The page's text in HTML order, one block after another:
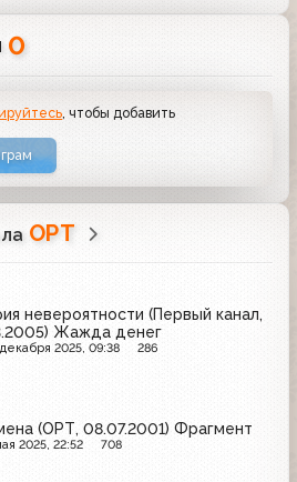
0
, чтобы добавить
ОРТ
невероятности (Первый канал,
Жажда денег
2025, 09:38 286
(ОРТ, 08.07.2001) Фрагмент
2025, 22:52 708